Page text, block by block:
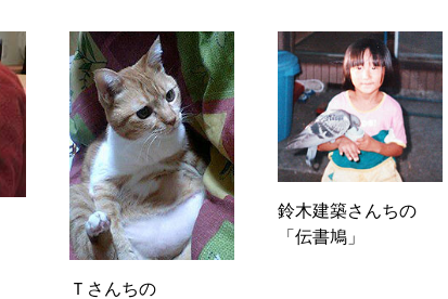
Ｔさんちの
鈴木建築さんちの
「伝書鳩」